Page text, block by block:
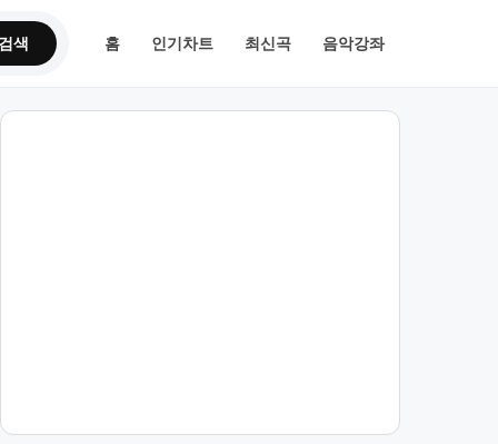
색 홈 인기차트 최신곡 음악강좌